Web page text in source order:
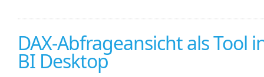
DAX-Abfrageansicht als Tool
BI Desktop